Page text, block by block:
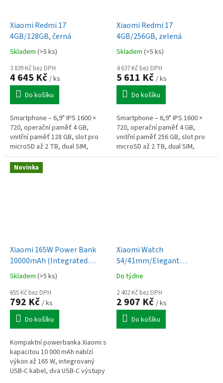
Xiaomi Redmi 17
4GB/128GB, černá
Skladem (>5 ks)
3 839 Kč bez DPH
4 645 Kč / ks
Do košíku
Smartphone – 6,9" IPS 1600 ×
720, operační paměť 4 GB,
vnitřní paměť 128 GB, slot pro
microSD až 2 TB, dual SIM,
osmijádrový procesor 2,0 GHz,
fotoaparát: 50Mpx hlavní +
8Mpx...
Xiaomi Redmi 17
4GB/256GB, zelená
Skladem (>5 ks)
4 637 Kč bez DPH
5 611 Kč / ks
Do košíku
Smartphone – 6,9" IPS 1600 ×
720, operační paměť 4 GB,
vnitřní paměť 256 GB, slot pro
microSD až 2 TB, dual SIM,
osmijádrový procesor 2,0 GHz,
Novinka
Xiaomi 165W Power Bank
10000mAh (Integrated
Cable)
Skladem (>5 ks)
655 Kč bez DPH
792 Kč / ks
Do košíku
Kompaktní powerbanka Xiaomi s
kapacitou 10 000 mAh nabízí
výkon až 165 W, integrovaný
USB-C kabel, dva USB-C výstupy
Xiaomi Watch
S4/41mm/Elegant
Band/White
Do týdne
2 402 Kč bez DPH
2 907 Kč / ks
Do košíku